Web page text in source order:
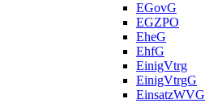
EGovG
EGZPO
EheG
EhfG
EinigVtrg
EinigVtrgG
EinsatzWVG